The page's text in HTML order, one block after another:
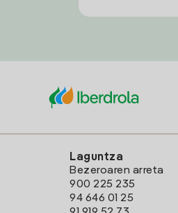
Laguntza
Bezeroaren arreta
900 225 235
94 646 01 25